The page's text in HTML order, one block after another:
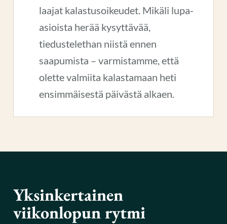
laajat kalastusoikeudet. Mikäli lupa-
asioista herää kysyttävää,
tiedustelethan niistä ennen
saapumista – varmistamme, että
olette valmiita kalastamaan heti
ensimmäisestä päivästä alkaen.
Yksinkertainen
viikonlopun rytmi